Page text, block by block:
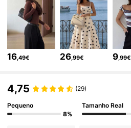
4,79 1.3M Seguidores
4,79 1.3M Seguidores
1.3M Seguidores
16 ,49€ 26 ,99€ 9,99€
4,75 (29)
Pequeno
8%
Tamanho Real